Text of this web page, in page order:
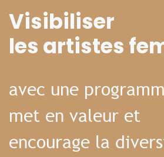
Visibiliser
les artistes
avec une
met en valeur et
encourage la